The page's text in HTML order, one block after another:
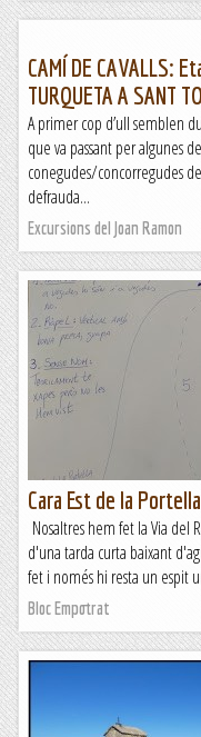
CAMÍ DE CAVALLS:
TURQUETA A SANT
A primer cop d’ull semblen
que va passant per algunes
conegudes/concorregudes
defrauda...
Excursions del Joan Ramon
Cara Est de la
Nosaltres hem fet la Via del
d'una tarda curta baixant
fet i només hi resta un espit
Bloc Empotrat